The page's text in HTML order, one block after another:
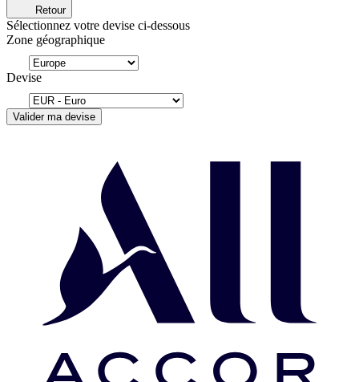
Retour
Sélectionnez votre devise ci-dessous
Zone géographique
Devise
Valider ma devise